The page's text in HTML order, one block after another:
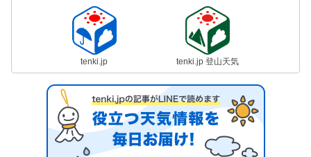
tenki.jp tenki.jp 登山天気